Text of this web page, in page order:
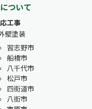
ついて
工事
壁塗装
習志野市
船橋市
八千代市
松戸市
四街道市
八街市